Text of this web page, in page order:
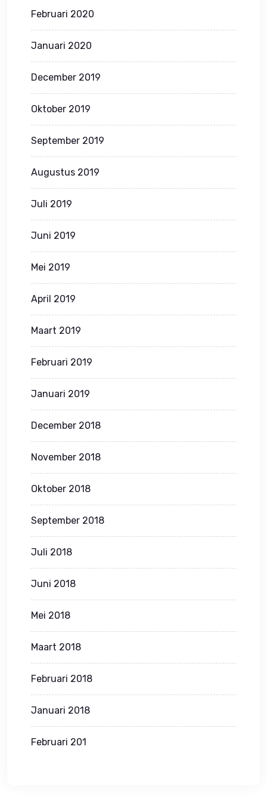
Februari 2020
Januari 2020
December 2019
Oktober 2019
September 2019
Augustus 2019
Juli 2019
Juni 2019
Mei 2019
April 2019
Maart 2019
Februari 2019
Januari 2019
December 2018
November 2018
Oktober 2018
September 2018
Juli 2018
Juni 2018
Mei 2018
Maart 2018
Februari 2018
Januari 2018
Februari 201